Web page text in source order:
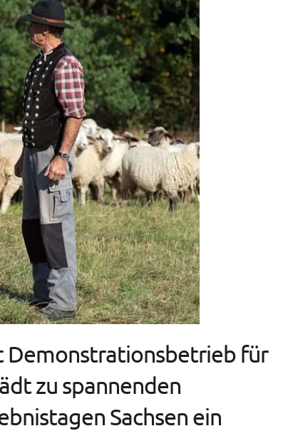
Demonstrationsbetrieb für
zu spannenden
Sachsen ein